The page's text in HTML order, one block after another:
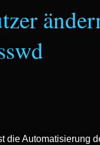
die Automatisierung